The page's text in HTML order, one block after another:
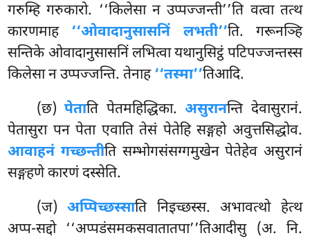
गरुम्हि गरुकारो. ‘‘किलेसा न उप्पज्जन्ती’’ति वत्वा तत्थ
कारणमाह ‘‘ओवादानुसासनिं लभती’’ति. गरूनञ्हि
सन्तिके ओवादानुसासनिं लभित्वा यथानुसिट्ठं पटिपज्जन्तस्स
किलेसा न उप्पज्जन्ति. तेनाह‘‘तस्मा’’तिआदि.
(छ)पेताति पेतमहिद्धिका.असुरानन्ति देवासुरानं.
पेतासुरा पन पेता एवाति तेसं पेतेहि सङ्गहो अवुत्तसिद्धोव.
आवाहनं गच्छन्तीति सम्भोगसंसग्गमुखेन पेतेहेव असुरानं
सङ्गहणे कारणं दस्सेति.
(ज)अप्पिच्छस्साति निइच्छस्स. अभावत्थो हेत्थ
अप्प-सद्दो ‘‘अप्पडंसमकसवातातपा’’तिआदीसु (अ. नि.